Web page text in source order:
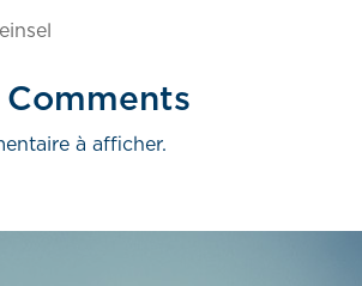
Comments
à afficher.